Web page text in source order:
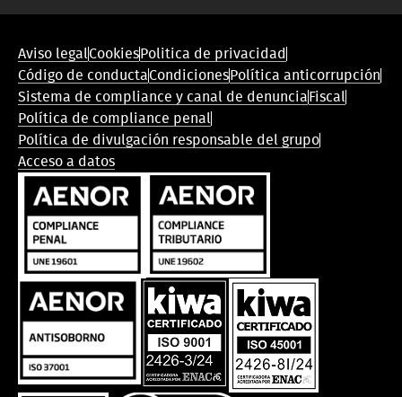
Menú
de
conformidad
legal
Aviso legal Cookies Politica de privacidad
Código de conductaCondiciones Política anticorrupción
Sistema de compliance y canal de denuncia Fiscal
Política de compliance penal
Política de divulgación responsable del grupo
Acceso a datos